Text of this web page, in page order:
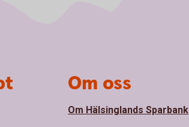
Om oss
Om Hälsinglands Sparbank